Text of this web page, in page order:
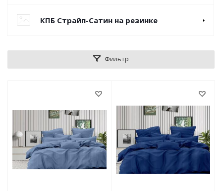
КПБ Страйп-Сатин на резинке
Фильтр